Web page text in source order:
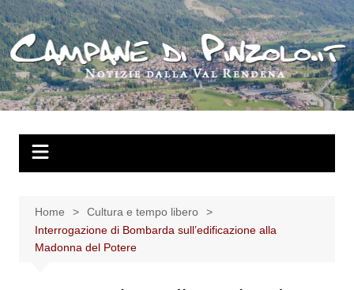
Salta
al
contenuto
Home
Cultura e tempo libero
Interrogazione di Bombarda sull’edificazione alla
Madonna del Potere